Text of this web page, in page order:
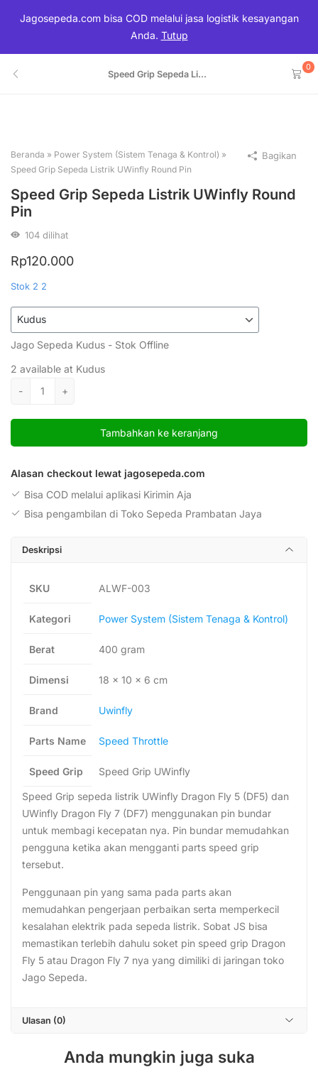
Jagosepeda.com bisa COD melalui jasa logistik kesayangan
Anda. Tutup
Speed Grip Sepeda Li...
0
Beranda » Power System (Sistem Tenaga & Kontrol) »
Speed Grip Sepeda Listrik UWinfly Round Pin
Speed Grip Sepeda Listrik UWinfly Round
Pin
104 dilihat
Rp120.000
Stok 2 2
Jago Sepeda Kudus - Stok Offline
2 available at Kudus
-
Kuantitas
Grip
UWinfly
+
Tambahkan ke keranjang
Alasan checkout lewat jagosepeda.com
Bisa COD melalui aplikasi Kirimin Aja
Bisa pengambilan di Toko Sepeda Prambatan Jaya
Bagikan
Deskripsi
SKU ALWF-003
Kategori Power System (Sistem Tenaga & Kontrol)
Berat 400 gram
Dimensi 18 × 10 × 6 cm
Brand Uwinfly
Parts Name Speed Throttle
Speed Grip Speed Grip UWinfly
Speed Grip sepeda listrik UWinfly Dragon Fly 5 (DF5) dan
UWinfly Dragon Fly 7 (DF7) menggunakan pin bundar
untuk membagi kecepatan nya. Pin bundar memudahkan
pengguna ketika akan mengganti parts speed grip
tersebut.
Penggunaan pin yang sama pada parts akan
memudahkan pengerjaan perbaikan serta memperkecil
kesalahan elektrik pada sepeda listrik. Sobat JS bisa
memastikan terlebih dahulu soket pin speed grip Dragon
Fly 5 atau Dragon Fly 7 nya yang dimiliki di jaringan toko
Jago Sepeda.
Ulasan (0)
Anda mungkin juga suka